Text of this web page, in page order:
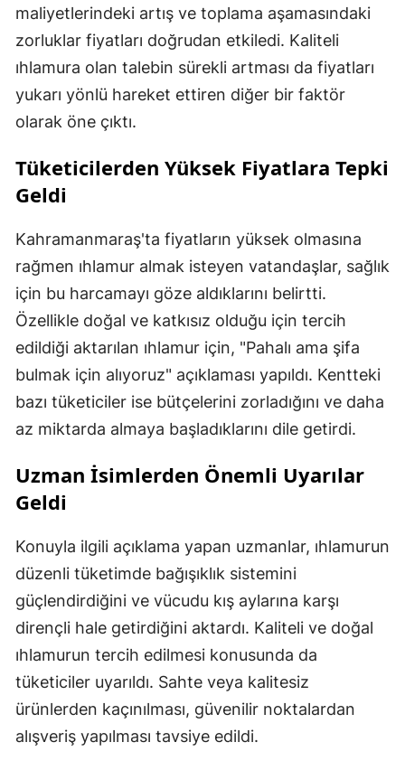
maliyetlerindeki artış ve toplama aşamasındaki
zorluklar fiyatları doğrudan etkiledi. Kaliteli
ıhlamura olan talebin sürekli artması da fiyatları
yukarı yönlü hareket ettiren diğer bir faktör
olarak öne çıktı.
Tüketicilerden Yüksek Fiyatlara Tepki
Geldi
Kahramanmaraş'ta fiyatların yüksek olmasına
rağmen ıhlamur almak isteyen vatandaşlar, sağlık
için bu harcamayı göze aldıklarını belirtti.
Özellikle doğal ve katkısız olduğu için tercih
edildiği aktarılan ıhlamur için, "Pahalı ama şifa
bulmak için alıyoruz" açıklaması yapıldı. Kentteki
bazı tüketiciler ise bütçelerini zorladığını ve daha
az miktarda almaya başladıklarını dile getirdi.
Uzman İsimlerden Önemli Uyarılar
Geldi
Konuyla ilgili açıklama yapan uzmanlar, ıhlamurun
düzenli tüketimde bağışıklık sistemini
güçlendirdiğini ve vücudu kış aylarına karşı
dirençli hale getirdiğini aktardı. Kaliteli ve doğal
ıhlamurun tercih edilmesi konusunda da
tüketiciler uyarıldı. Sahte veya kalitesiz
ürünlerden kaçınılması, güvenilir noktalardan
alışveriş yapılması tavsiye edildi.